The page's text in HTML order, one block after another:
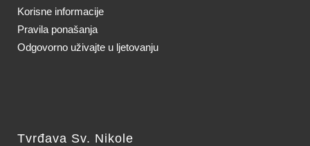
Korisne informacije
Pravila ponašanja
Odgovorno uživajte u ljetovanju
Tvrđava Sv. Nikole